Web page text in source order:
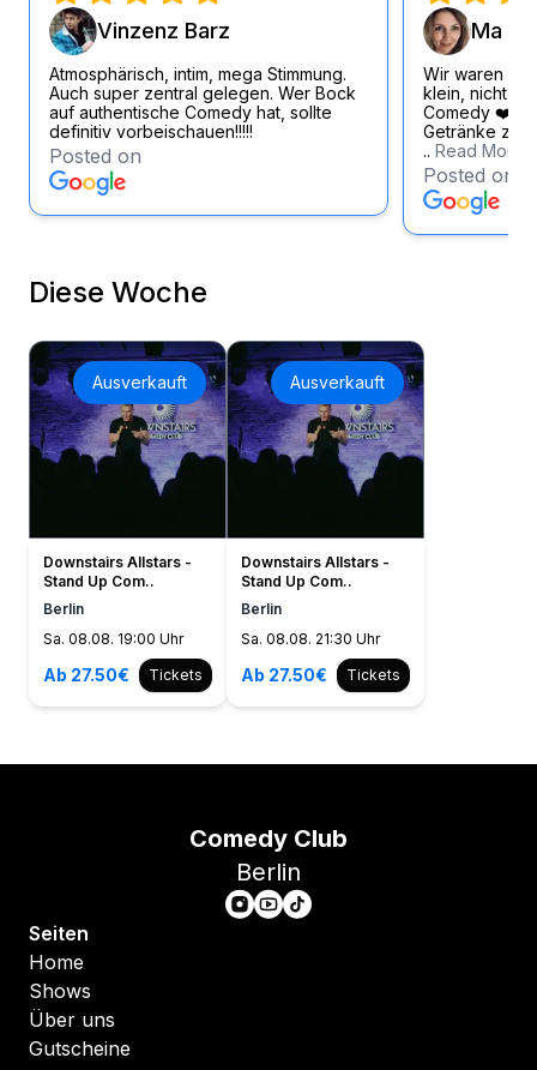
Vinzenz Barz
Atmosphärisch, intim, mega Stimmung.
Auch super zentral gelegen. Wer Bock
auf authentische Comedy hat, sollte
definitiv vorbeischauen!!!!!
Posted on
Ma Si
Wir waren
klein, nicht zu
Comedy ❤️
Getränke
.. Read More
Posted on
Diese Woche
Ausverkauft
Downstairs Allstars -
Stand Up Com..
Berlin
Sa. 08.08. 19:00 Uhr
Ab 27.50€ Tickets
Ausverkauft
Downstairs Allstars -
Stand Up Com..
Berlin
Sa. 08.08. 21:30 Uhr
Ab 27.50€ Tickets
Comedy Club
Berlin
Seiten
Home
Shows
Über uns
Gutscheine